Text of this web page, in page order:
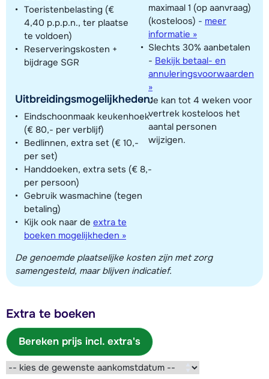
Toeristenbelasting (€
4,40 p.p.p.n., ter plaatse
te voldoen)
Reserveringskosten +
bijdrage SGR
Uitbreidingsmogelijkheden:
Eindschoonmaak keukenhoek
(€ 80,- per verblijf)
Bedlinnen, extra set (€ 10,-
per set)
Handdoeken, extra sets (€ 8,-
per persoon)
Gebruik wasmachine (tegen
betaling)
Kijk ook naar de extra te
boeken mogelijkheden »
maximaal 1 (op aanvraag)
(kosteloos) - meer
informatie »
Slechts 30% aanbetalen
- Bekijk betaal- en
annuleringsvoorwaarden
»
Je kan tot 4 weken voor
vertrek kosteloos het
aantal personen
wijzigen.
De genoemde plaatselijke kosten zijn met zorg
samengesteld, maar blijven indicatief.
Extra te boeken
Bereken prijs incl. extra's